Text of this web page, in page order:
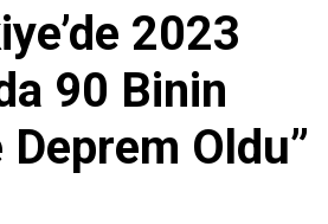
2023
90 Binin
Oldu”